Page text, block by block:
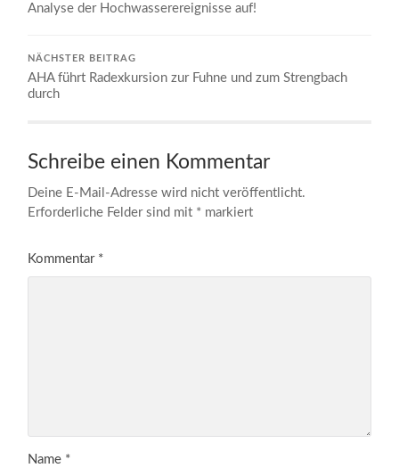
Analyse der Hochwasserereignisse auf!
NÄCHSTER BEITRAG
AHA führt Radexkursion zur Fuhne und zum Strengbach
durch
Schreibe einen Kommentar
Deine E-Mail-Adresse wird nicht veröffentlicht.
Erforderliche Felder sind mit * markiert
Kommentar *
Name *